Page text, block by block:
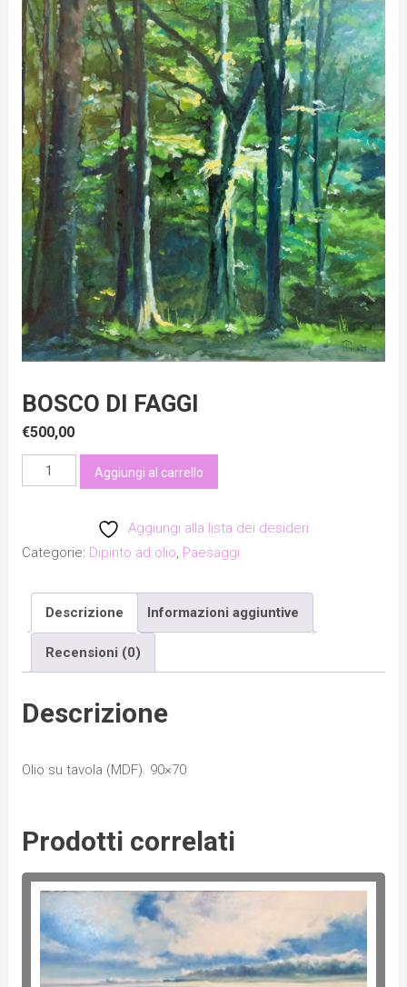
BOSCO DI FAGGI
€500,00
Bosco
di
Aggiungi al carrello
Aggiungi alla lista dei desideri
Categorie: Dipinto ad olio, Paesaggi
Descrizione Informazioni aggiuntive
Recensioni (0)
Descrizione
Olio su tavola (MDF). 90×70
Prodotti correlati